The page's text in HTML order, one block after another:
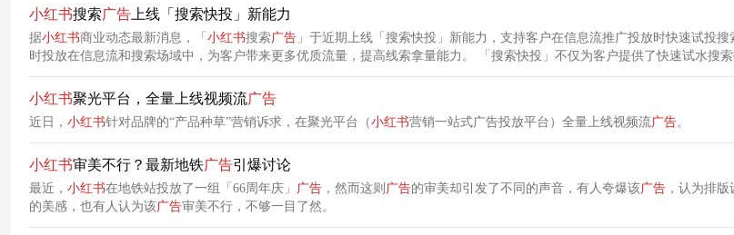
小红书搜索广告 上线「搜索快投」新能力
据小红书商业动态最新消息，「 小红书搜索广告 」于近期上线「搜索快投」新能力，支持客户在信息流推广投放时快速试投
时投放在信息流和搜索场域中，为客户带来更多优质流量，提高线索拿量能力。 「搜索快投」不仅为客户提供了快速试水搜索投放的路径，也有助于客户借
助搜索流量实现有效扩量以及更优的预算分配。
小红书聚光平台，全量上线视频流广告
近日， 小红书针对品牌的“产品种草”营销诉求，在聚光平台（小红书营销一站式广告投放平台）全量上线视频流广告。
小红书审美不行？最新地铁广告引爆讨论
最近， 小红书在地铁站投放了一组「66周年庆」 广告 ，然而这则 广告的审美却引发了不同的声音，有人夸爆该广告 ，认为排
的美感，也有人认为该广告审美不行，不够一目了然。